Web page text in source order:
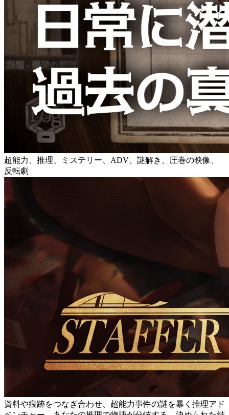
超能力、推理、ミステリー、ADV、謎解き、圧巻の映像、
反転劇
資料や痕跡をつなぎ合わせ、超能力事件の謎を暴く推理アド